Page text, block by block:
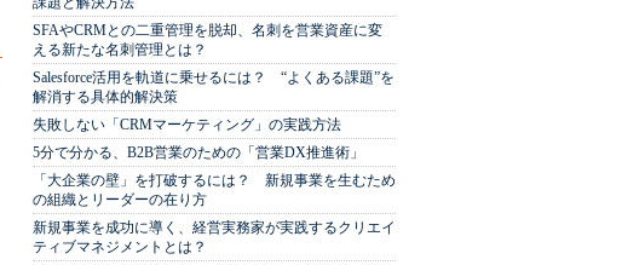
SFAやCRMとの二重管理を脱却、名刺を営業資産に変
える新たな名刺管理とは？
Salesforce活用を軌道に乗せるには？ “よくある課題”を
解消する具体的解決策
失敗しない「CRMマーケティング」の実践方法
5分で分かる、B2B営業のための「営業DX推進術」
「大企業の壁」を打破するには？ 新規事業を生むため
の組織とリーダーの在り方
新規事業を成功に導く、経営実務家が実践するクリエイ
ティブマネジメントとは？